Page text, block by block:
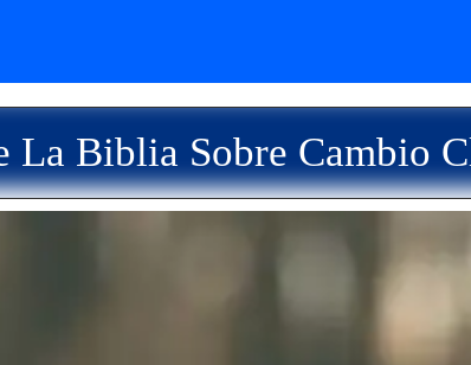
La Biblia Sobre Cambio